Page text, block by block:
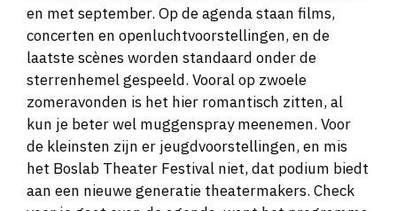
en met september. Op de agenda staan films,
concerten en openluchtvoorstellingen, en de
laatste scènes worden standaard onder de
sterrenhemel gespeeld. Vooral op zwoele
zomeravonden is het hier romantisch zitten, al
kun je beter wel muggenspray meenemen. Voor
de kleinsten zijn er jeugdvoorstellingen, en mis
het Boslab Theater Festival niet, dat podium biedt
aan een nieuwe generatie theatermakers. Check